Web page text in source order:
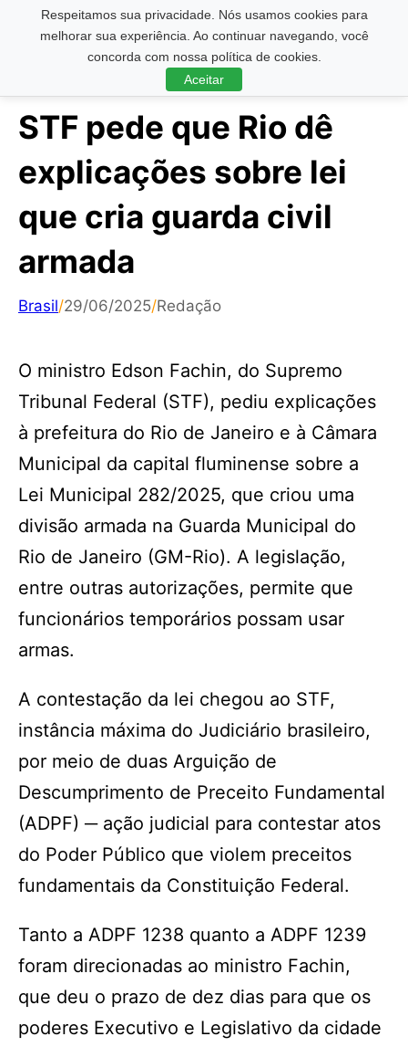
Respeitamos sua privacidade. Nós usamos cookies para
melhorar sua experiência. Ao continuar navegando, você
concorda com nossa política de cookies.
Aceitar
Pesquisar ...
STF pede que Rio dê
explicações sobre lei
que cria guarda civil
armada
Brasil/29/06/2025/Redação
O ministro Edson Fachin, do Supremo
Tribunal Federal (STF), pediu explicações
à prefeitura do Rio de Janeiro e à Câmara
Municipal da capital fluminense sobre a
Lei Municipal 282/2025, que criou uma
divisão armada na Guarda Municipal do
Rio de Janeiro (GM-Rio). A legislação,
entre outras autorizações, permite que
funcionários temporários possam usar
armas.
A contestação da lei chegou ao STF,
instância máxima do Judiciário brasileiro,
por meio de duas Arguição de
Descumprimento de Preceito Fundamental
(ADPF) ─ ação judicial para contestar atos
do Poder Público que violem preceitos
fundamentais da Constituição Federal.
Tanto a ADPF 1238 quanto a ADPF 1239
foram direcionadas ao ministro Fachin,
que deu o prazo de dez dias para que os
poderes Executivo e Legislativo da cidade